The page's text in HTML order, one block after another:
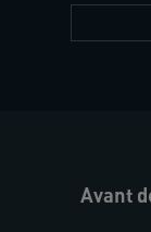
Avant